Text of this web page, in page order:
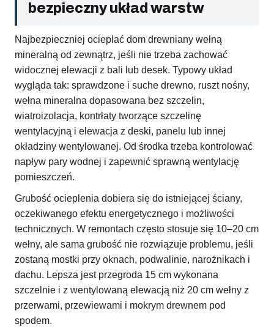
bezpieczny układ warstw
Najbezpieczniej ocieplać dom drewniany wełną
mineralną od zewnątrz, jeśli nie trzeba zachować
widocznej elewacji z bali lub desek. Typowy układ
wygląda tak: sprawdzone i suche drewno, ruszt nośny,
wełna mineralna dopasowana bez szczelin,
wiatroizolacja, kontrłaty tworzące szczelinę
wentylacyjną i elewacja z deski, panelu lub innej
okładziny wentylowanej. Od środka trzeba kontrolować
napływ pary wodnej i zapewnić sprawną wentylację
pomieszczeń.
Grubość ocieplenia dobiera się do istniejącej ściany,
oczekiwanego efektu energetycznego i możliwości
technicznych. W remontach często stosuje się 10–20 cm
wełny, ale sama grubość nie rozwiązuje problemu, jeśli
zostaną mostki przy oknach, podwalinie, narożnikach i
dachu. Lepsza jest przegroda 15 cm wykonana
szczelnie i z wentylowaną elewacją niż 20 cm wełny z
przerwami, przewiewami i mokrym drewnem pod
spodem.